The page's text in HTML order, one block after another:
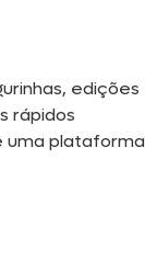
edições
rápidos
uma plataforma